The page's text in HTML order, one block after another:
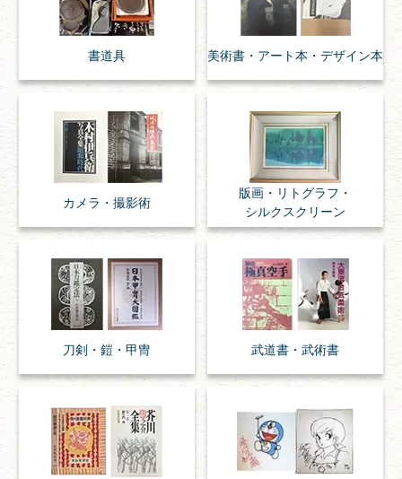
書道具 美術書・アート本・ デザイン本
カメラ・撮影術
版画・リトグラフ・
シルクスクリーン
刀剣・ 鎧・ 甲冑 武道書・ 武術書